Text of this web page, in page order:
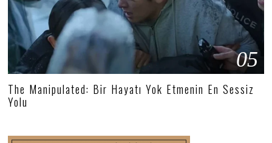
05
The Manipulated: Bir Hayatı Yok Etmenin En Sessiz
Yolu